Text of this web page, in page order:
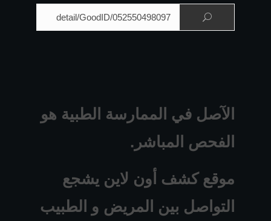
الآصل في الممارسة الطبية هو
الفحص المباشر.
موقع كشف أون لاين يشجع
التواصل بين المريض و الطبيب